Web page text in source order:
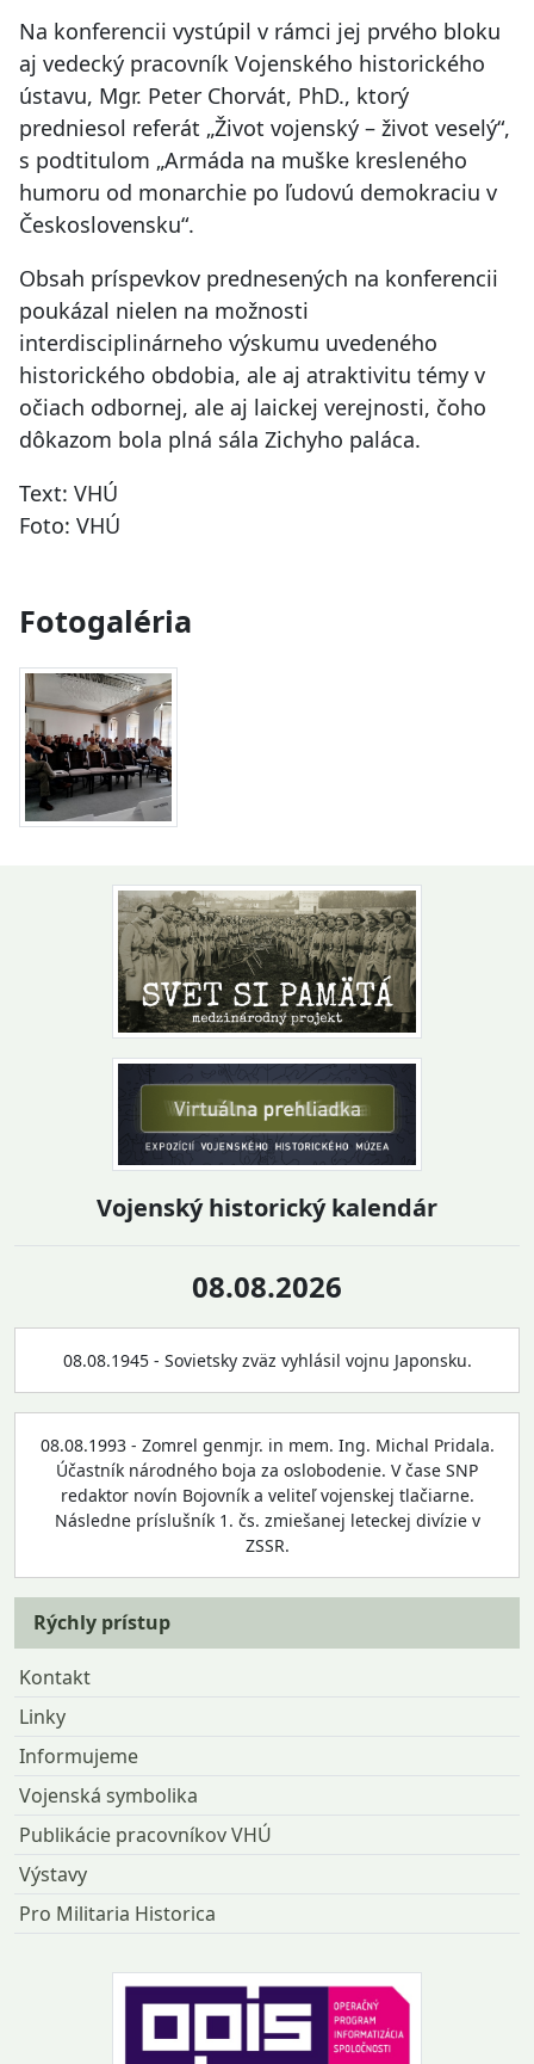
Na konferencii vystúpil v rámci jej prvého bloku
aj vedecký pracovník Vojenského historického
ústavu, Mgr. Peter Chorvát, PhD., ktorý
predniesol referát „Život vojenský – život veselý“,
s podtitulom „Armáda na muške kresleného
humoru od monarchie po ľudovú demokraciu v
Československu“.
Obsah príspevkov prednesených na konferencii
poukázal nielen na možnosti
interdisciplinárneho výskumu uvedeného
historického obdobia, ale aj atraktivitu témy v
očiach odbornej, ale aj laickej verejnosti, čoho
dôkazom bola plná sála Zichyho paláca.
Text: VHÚ
Foto: VHÚ
Fotogaléria
Vojenský historický kalendár
08.08.2026
08.08.1945 - Sovietsky zväz vyhlásil vojnu Japonsku.
08.08.1993 - Zomrel genmjr. in mem. Ing. Michal Pridala.
Účastník národného boja za oslobodenie. V čase SNP
redaktor novín Bojovník a veliteľ vojenskej tlačiarne.
Následne príslušník 1. čs. zmiešanej leteckej divízie v
ZSSR.
Rýchly prístup
Kontakt
Linky
Informujeme
Vojenská symbolika
Publikácie pracovníkov VHÚ
Výstavy
Pro Militaria Historica